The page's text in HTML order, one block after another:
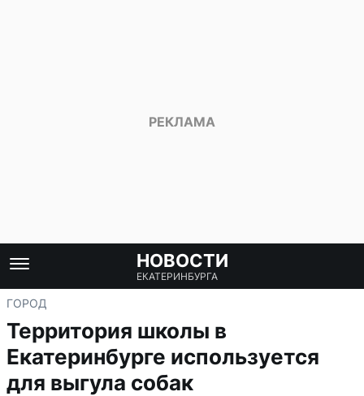
НОВОСТИ
ЕКАТЕРИНБУРГА
ГОРОД
Территория школы в
Екатеринбурге используется
для выгула собак